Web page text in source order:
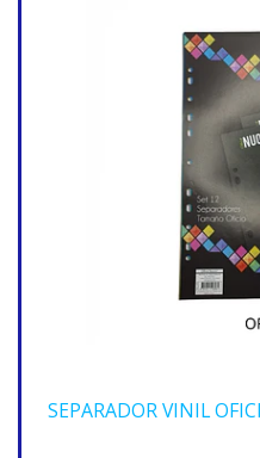
SEPARADOR VINIL